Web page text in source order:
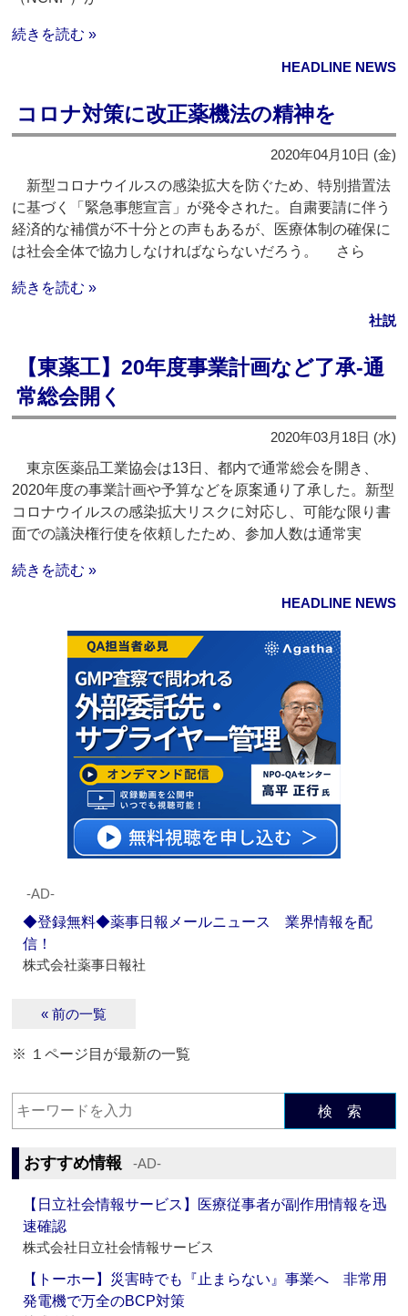
続きを読む »
HEADLINE NEWS
コロナ対策に改正薬機法の精神を
2020年04月10日 (金)
新型コロナウイルスの感染拡大を防ぐため、特別措置法
に基づく「緊急事態宣言」が発令された。自粛要請に伴う
経済的な補償が不十分との声もあるが、医療体制の確保に
は社会全体で協力しなければならないだろう。 さら
続きを読む »
社説
【東薬工】20年度事業計画など了承‐通
常総会開く
2020年03月18日 (水)
東京医薬品工業協会は13日、都内で通常総会を開き、
2020年度の事業計画や予算などを原案通り了承した。新型
コロナウイルスの感染拡大リスクに対応し、可能な限り書
面での議決権行使を依頼したため、参加人数は通常実
続きを読む »
HEADLINE NEWS
‐AD‐
◆登録無料◆薬事日報メールニュース 業界情報を配
信！
株式会社薬事日報社
« 前の一覧
※ １ページ目が最新の一覧
検 索
おすすめ情報 ‐AD‐
【日立社会情報サービス】医療従事者が副作用情報を迅
速確認
株式会社日立社会情報サービス
【トーホー】災害時でも『止まらない』事業へ 非常用
発電機で万全のBCP対策